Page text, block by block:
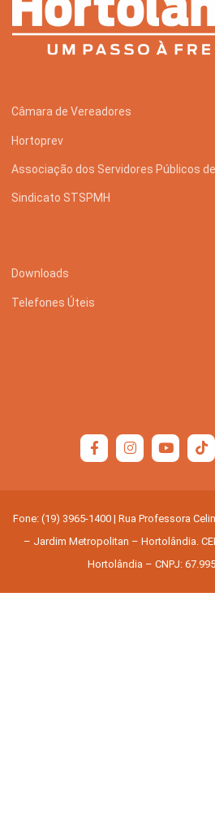
Câmara de Vereadores
Hortoprev
Associação dos Servidores Públicos
Sindicato STSPMH
Downloads
Telefones Úteis
Fone: (19) 3965-1400 | Rua Professora
– Jardim Metropolitan – Hortolândia.
Hortolândia – CNPJ: